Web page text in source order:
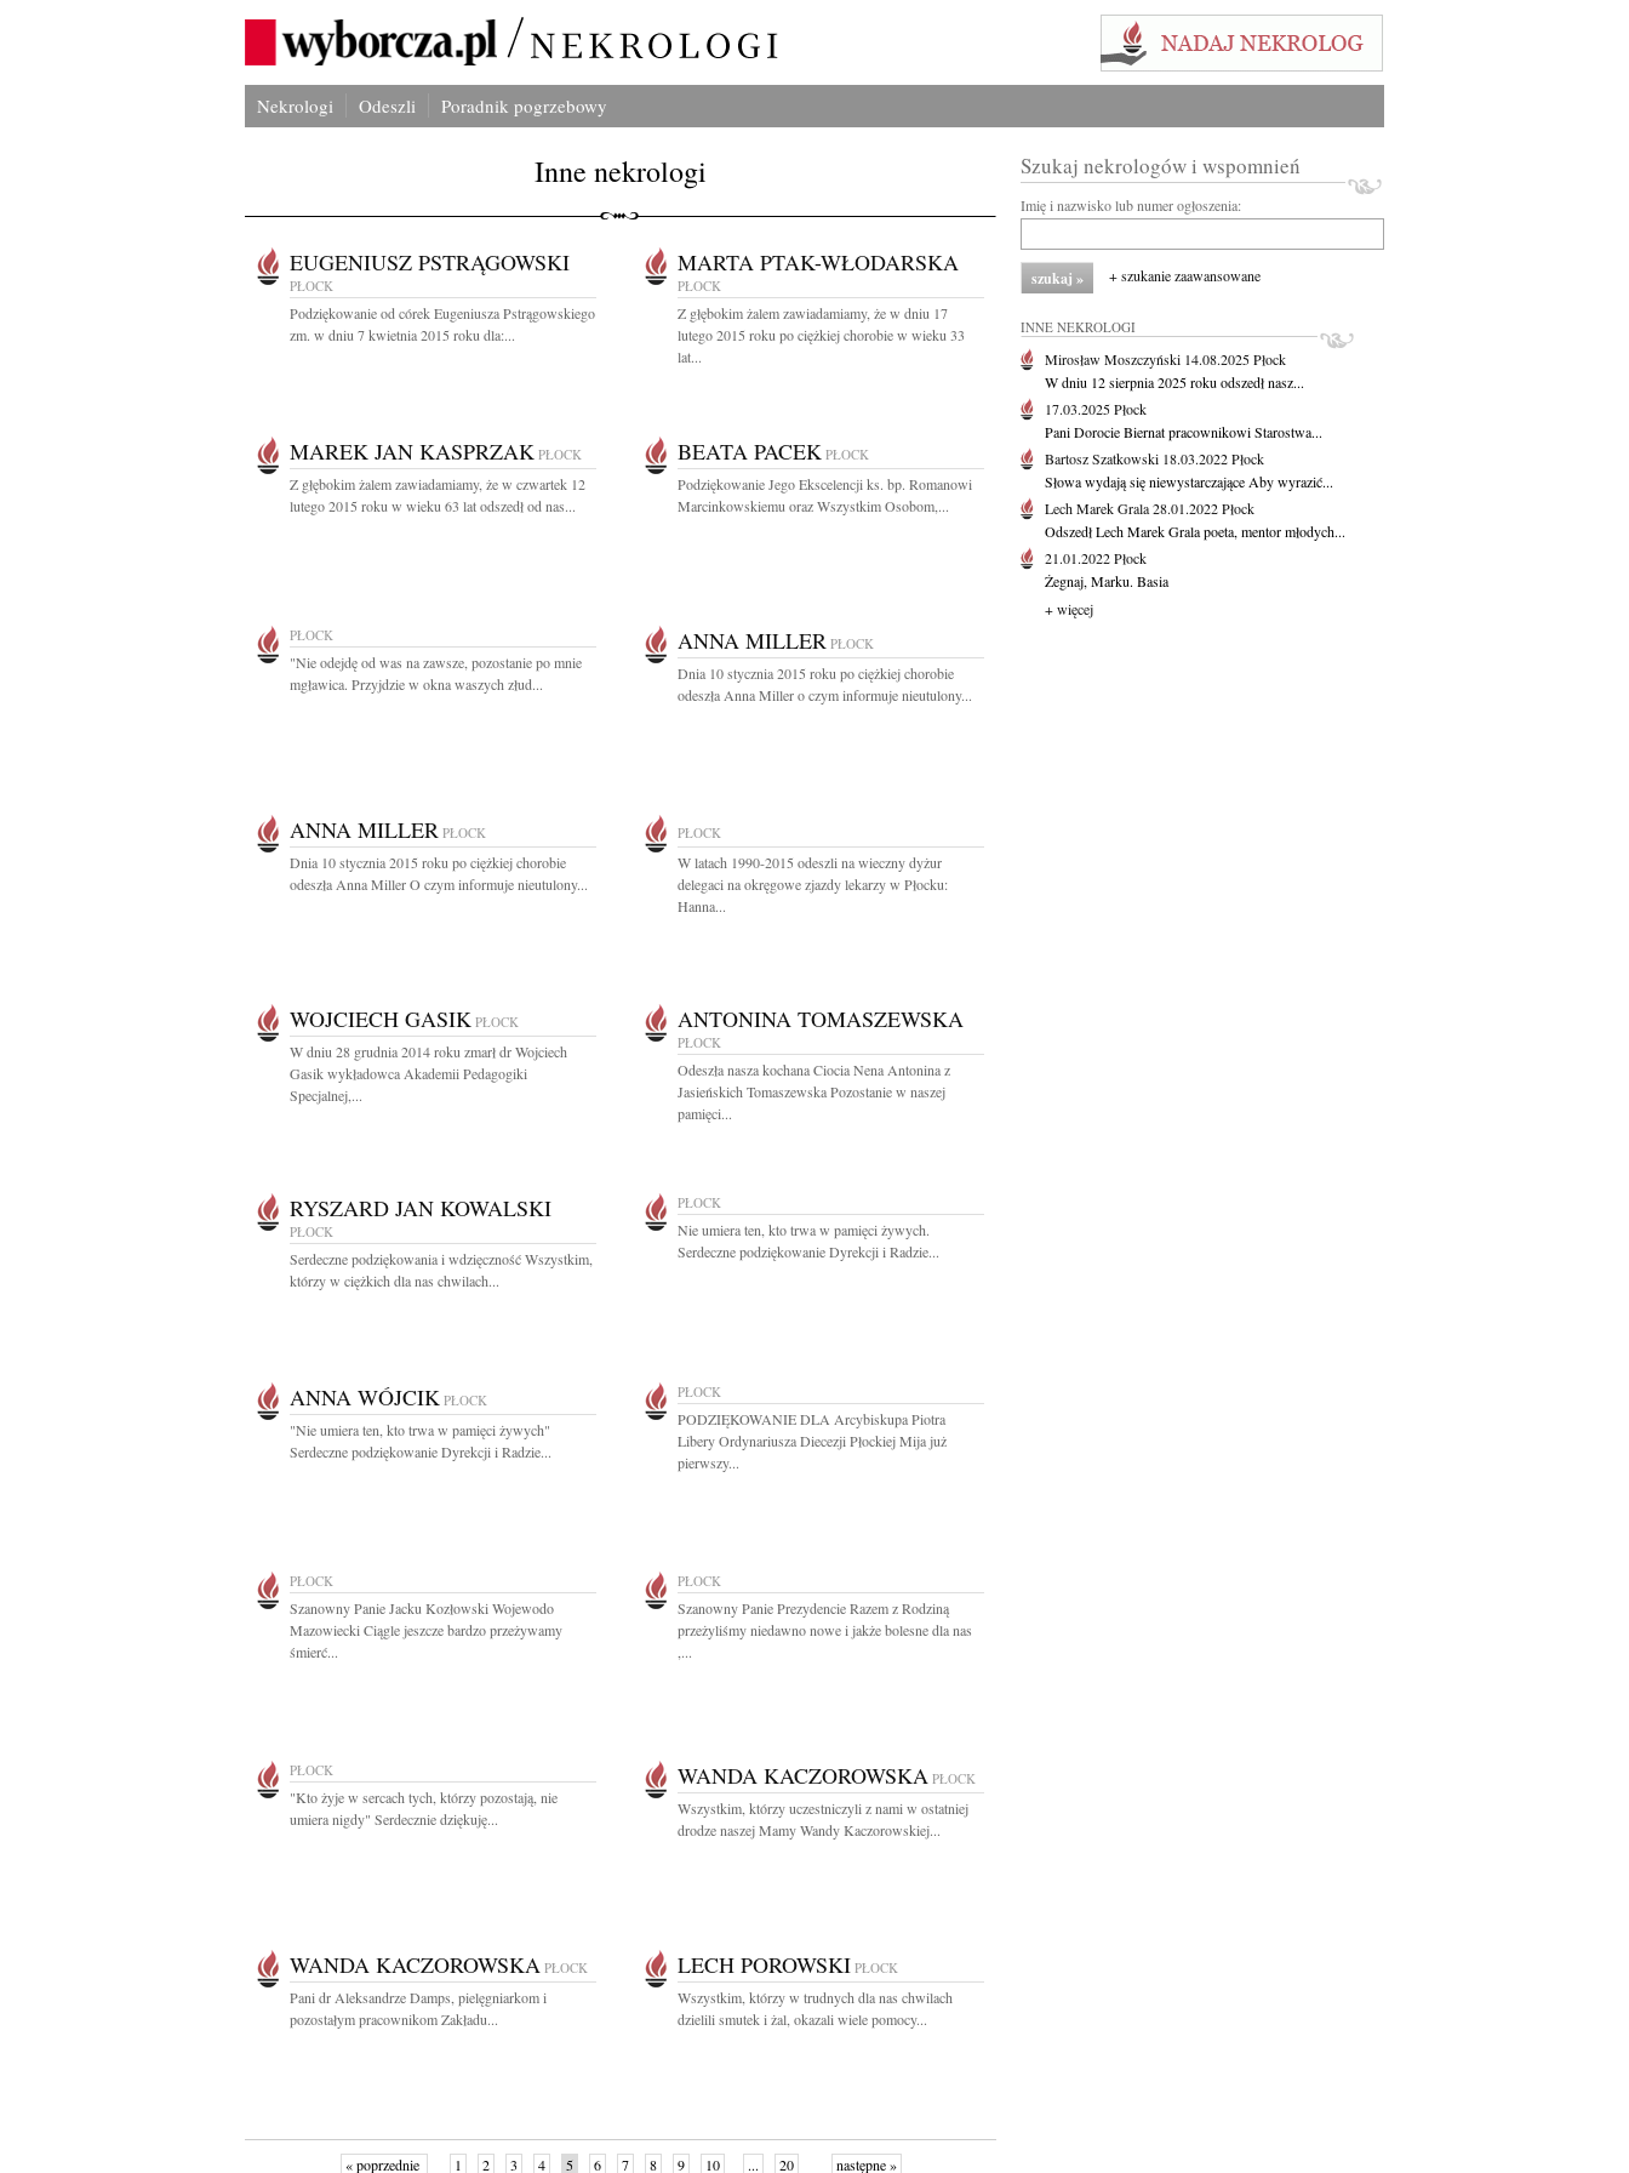
Nekrologi Odeszli Poradnik pogrzebowy
Inne nekrologi
EUGENIUSZ PSTRĄGOWSKI
PŁOCK
Podziękowanie od córek Eugeniusza Pstrągowskiego
zm. w dniu 7 kwietnia 2015 roku dla:...
MARTA PTAK-WŁODARSKA
PŁOCK
Z głębokim żalem zawiadamiamy, że w dniu 17
lutego 2015 roku po ciężkiej chorobie w wieku 33
lat...
MAREK JAN KASPRZAK PŁOCK
Z głębokim żalem zawiadamiamy, że w czwartek 12
lutego 2015 roku w wieku 63 lat odszedł od nas...
BEATA PACEK PŁOCK
Podziękowanie Jego Ekscelencji ks. bp. Romanowi
Marcinkowskiemu oraz Wszystkim Osobom,...
PŁOCK
"Nie odejdę od was na zawsze, pozostanie po mnie
mgławica. Przyjdzie w okna waszych złud...
ANNA MILLER PŁOCK
Dnia 10 stycznia 2015 roku po ciężkiej chorobie
odeszła Anna Miller o czym informuje nieutulony...
ANNA MILLER PŁOCK
Dnia 10 stycznia 2015 roku po ciężkiej chorobie
odeszła Anna Miller O czym informuje nieutulony...
PŁOCK
W latach 1990-2015 odeszli na wieczny dyżur
delegaci na okręgowe zjazdy lekarzy w Płocku:
Hanna...
WOJCIECH GASIK PŁOCK
W dniu 28 grudnia 2014 roku zmarł dr Wojciech
Gasik wykładowca Akademii Pedagogiki
Specjalnej,...
ANTONINA TOMASZEWSKA
PŁOCK
Odeszła nasza kochana Ciocia Nena Antonina z
Jasieńskich Tomaszewska Pozostanie w naszej
pamięci...
RYSZARD JAN KOWALSKI
PŁOCK
Serdeczne podziękowania i wdzięczność Wszystkim,
którzy w ciężkich dla nas chwilach...
PŁOCK
Nie umiera ten, kto trwa w pamięci żywych.
Serdeczne podziękowanie Dyrekcji i Radzie...
ANNA WÓJCIK PŁOCK
"Nie umiera ten, kto trwa w pamięci żywych"
Serdeczne podziękowanie Dyrekcji i Radzie...
PŁOCK
PODZIĘKOWANIE DLA Arcybiskupa Piotra
Libery Ordynariusza Diecezji Płockiej Mija już
pierwszy...
PŁOCK
Szanowny Panie Jacku Kozłowski Wojewodo
Mazowiecki Ciągle jeszcze bardzo przeżywamy
śmierć...
PŁOCK
Szanowny Panie Prezydencie Razem z Rodziną
przeżyliśmy niedawno nowe i jakże bolesne dla nas
,...
PŁOCK
"Kto żyje w sercach tych, którzy pozostają, nie
umiera nigdy" Serdecznie dziękuję...
WANDA KACZOROWSKA PŁOCK
Wszystkim, którzy uczestniczyli z nami w ostatniej
drodze naszej Mamy Wandy Kaczorowskiej...
WANDA KACZOROWSKA PŁOCK
Pani dr Aleksandrze Damps, pielęgniarkom i
pozostałym pracownikom Zakładu...
LECH POROWSKI PŁOCK
Wszystkim, którzy w trudnych dla nas chwilach
dzielili smutek i żal, okazali wiele pomocy...
« poprzednie 1 2 3 4 5 6 7 8 9 10 ... 20 następne »
Szukaj nekrologów i wspomnień
Imię i nazwisko lub numer ogłoszenia:
+ szukanie zaawansowane
INNE NEKROLOGI
Mirosław Moszczyński 14.08.2025Płock
W dniu 12 sierpnia 2025 roku odszedł nasz...
17.03.2025Płock
Pani Dorocie Biernat pracownikowi Starostwa...
Bartosz Szatkowski 18.03.2022Płock
Słowa wydają się niewystarczające Aby wyrazić...
Lech Marek Grala28.01.2022Płock
Odszedł Lech Marek Grala poeta, mentor młodych...
21.01.2022Płock
Żegnaj, Marku. Basia
+ więcej